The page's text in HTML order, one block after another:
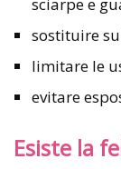
sostituire
limitare le
evitare
Esiste la